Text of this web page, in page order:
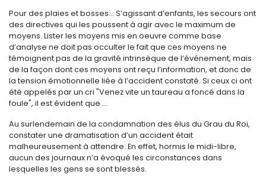
Pour des plaies et bosses... S’agissant d’enfants, les secours ont
des directives qui les poussent à agir avec le maximum de
moyens. Lister les moyens mis en oeuvre comme base
d’analyse ne doit pas occulter le fait que ces moyens ne
témoignent pas de la gravité intrinsèque de l’événement, mais
de la façon dont ces moyens ont reçu l’information, et donc de
la tension émotionnelle liée à l’accident constaté. Si ceux ci ont
été appelés par un cri "Venez vite un taureau a foncé dans la
foule", il est évident que ...
Au surlendemain de la condamnation des élus du Grau du Roi,
constater une dramatisation d’un accident était
malheureusement à attendre. En effet, hormis le midi-libre,
aucun des journaux n’a évoqué les circonstances dans
lesquelles les gens se sont blessés.